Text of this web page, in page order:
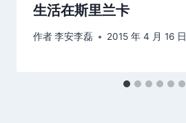
生活在斯里兰卡
作者李安李磊 2015 年 4 月 16 日